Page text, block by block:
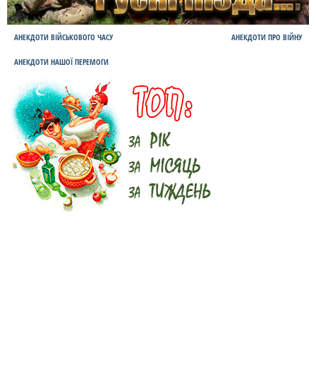
АНЕКДОТИ ВІЙСЬКОВОГО ЧАСУ АНЕКДОТИ ПРО ВІЙНУ
АНЕКДОТИ НАШОЇ ПЕРЕМОГИ